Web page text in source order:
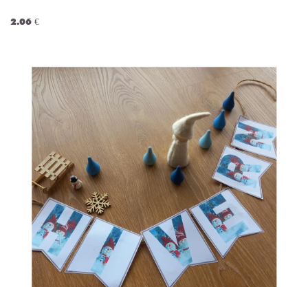
2.06 €